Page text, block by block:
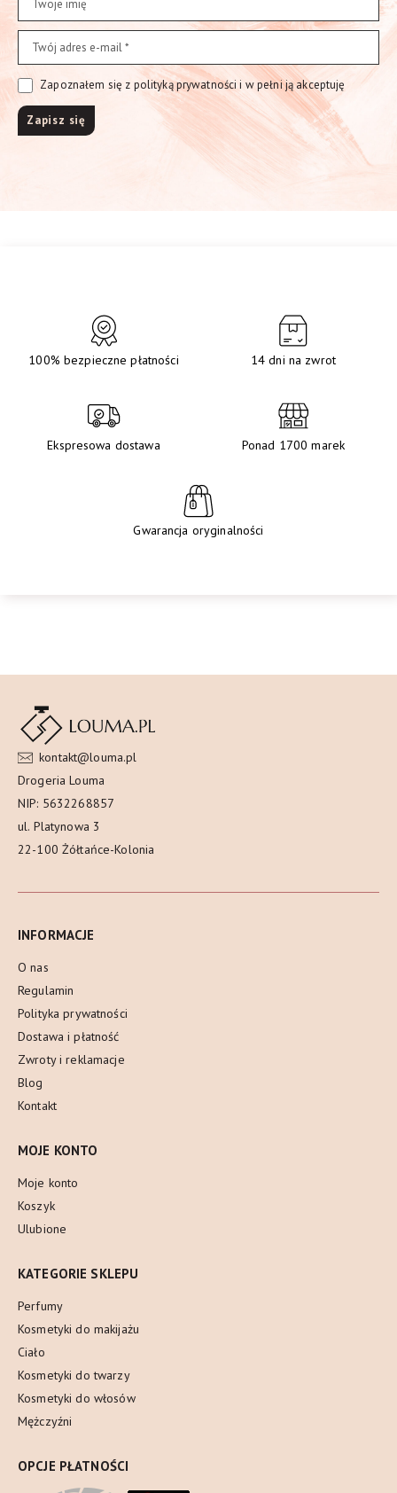
Zapoznałem się z polityką prywatności i w pełni ją akceptuję
100% bezpieczne płatności 14 dni na zwrot
Ekspresowa dostawa Ponad 1700 marek
Gwarancja oryginalności
kontakt@louma.pl
Drogeria Louma
NIP: 5632268857
ul. Platynowa 3
22-100 Żółtańce-Kolonia
INFORMACJE
O nas
Regulamin
Polityka prywatności
Dostawa i płatność
Zwroty i reklamacje
Blog
Kontakt
MOJE KONTO
Moje konto
Koszyk
Ulubione
KATEGORIE SKLEPU
Perfumy
Kosmetyki do makijażu
Ciało
Kosmetyki do twarzy
Kosmetyki do włosów
Mężczyźni
OPCJE PŁATNOŚCI